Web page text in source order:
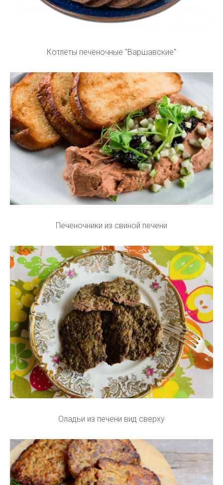
Котлеты печеночные "Варшавские"
Печеночники из свиной печени
Оладьи из печени вид сверху